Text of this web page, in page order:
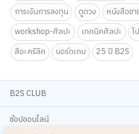
การเงินการลงทุน
ดูดวง
หนังสือข
workshop-ศิลปะ
เทคนิคศิลปะ
โ
สีอะคริลิค
บอร์ดเกม 25 ปี B2S
B2S CLUB
ช้อปออนไลน์